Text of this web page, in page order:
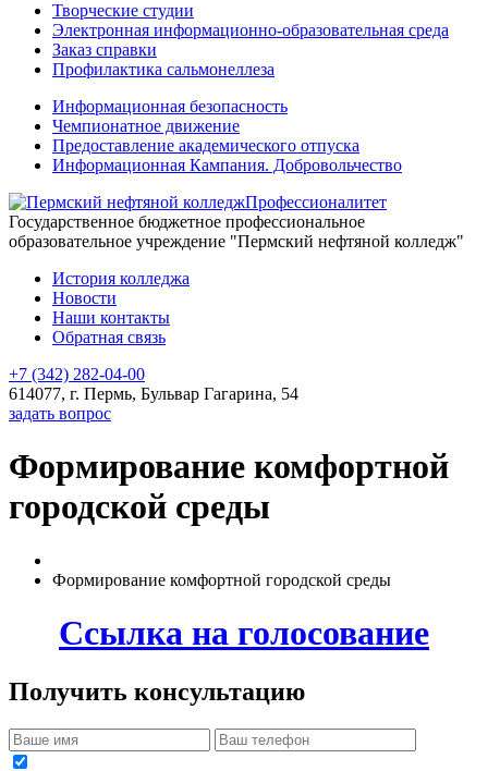
Творческие студии
Электронная информационно-образовательная среда
Заказ справки
Профилактика сальмонеллеза
Информационная безопасность
Чемпионатное движение
Предоставление академического отпуска
Информационная Кампания. Добровольчество
Профессионалитет
Государственное бюджетное профессиональное
образовательное учреждение "Пермский нефтяной колледж"
История колледжа
Новости
Наши контакты
Обратная связь
+7 (342) 282-04-00
614077, г. Пермь, Бульвар Гагарина, 54
задать вопрос
Формирование комфортной
городской среды
Формирование комфортной городской среды
Ссылка на голосование
Получить консультацию